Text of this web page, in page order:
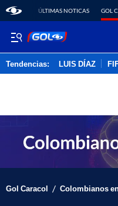
ÚLTIMAS NOTICAS GOL
Tendencias: LUIS DÍAZ
Gol Caracol / Colombianos